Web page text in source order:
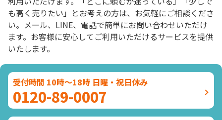
も高く売りたい」とお考えの方は、お気軽にご相談くださ
い。メール、LINE、電話で簡単にお問い合わせいただけ
ます。お客様に安心してご利用いただけるサービスを提供
いたします。
受付時間 10時～18時 日曜・祝日休み
0120-89-0007